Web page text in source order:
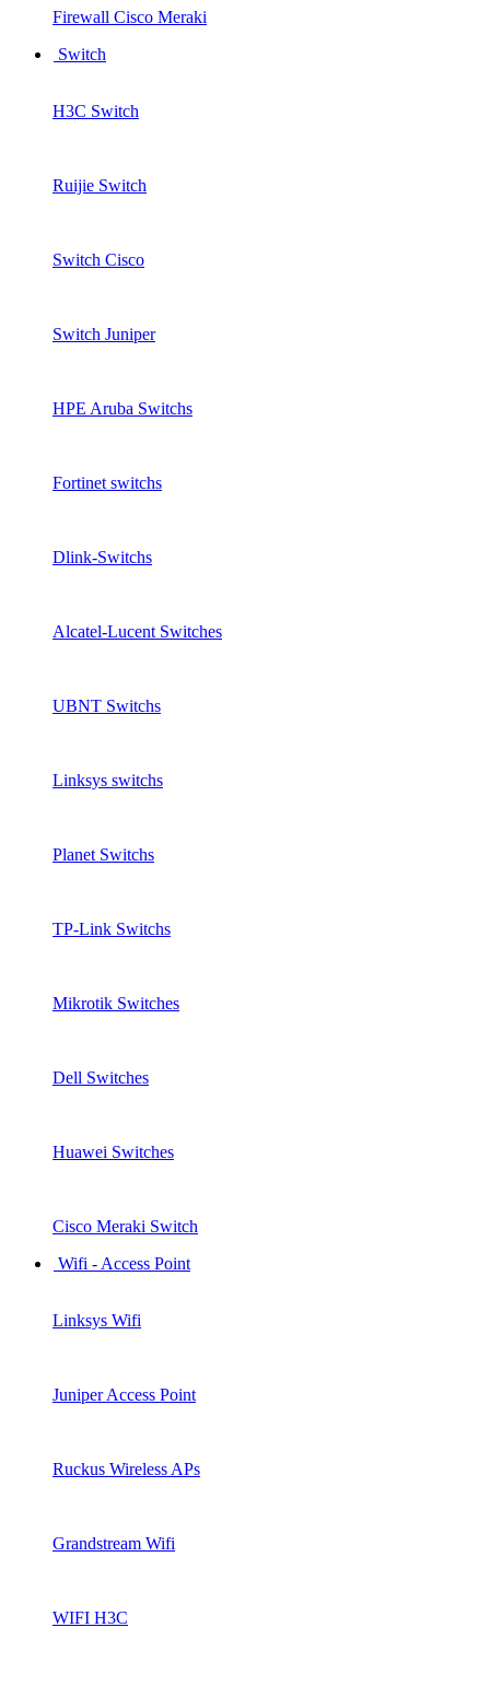
Firewall Cisco Meraki
Switch
H3C Switch
Ruijie Switch
Switch Cisco
Switch Juniper
HPE Aruba Switchs
Fortinet switchs
Dlink-Switchs
Alcatel-Lucent Switches
UBNT Switchs
Linksys switchs
Planet Switchs
TP-Link Switchs
Mikrotik Switches
Dell Switches
Huawei Switches
Cisco Meraki Switch
Wifi - Access Point
Linksys Wifi
Juniper Access Point
Ruckus Wireless APs
Grandstream Wifi
WIFI H3C